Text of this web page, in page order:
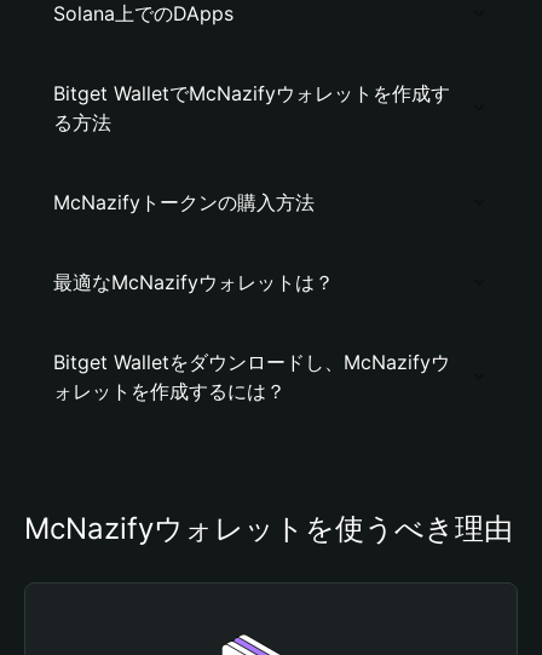
Solana上でのDApps
Bitget WalletでMcNazifyウォレットを作成す
る方法
McNazifyトークンの購入方法
最適なMcNazifyウォレットは？
Bitget Walletをダウンロードし、McNazifyウ
ォレットを作成するには？
McNazifyウォレットを使うべき理由